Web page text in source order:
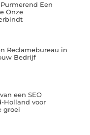
Een
Onze
Reclamebureau in
Bedrijf
een SEO
Holland voor
groei